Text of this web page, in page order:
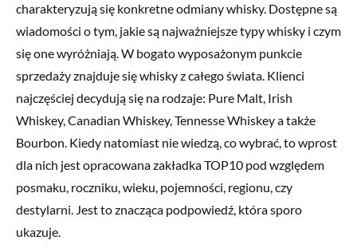
charakteryzują się konkretne odmiany whisky. Dostępne są
wiadomości o tym, jakie są najważniejsze typy whisky i czym
się one wyróżniają. W bogato wyposażonym punkcie
sprzedaży znajduje się whisky z całego świata. Klienci
najczęściej decydują się na rodzaje: Pure Malt, Irish
Whiskey, Canadian Whiskey, Tennesse Whiskey a także
Bourbon. Kiedy natomiast nie wiedzą, co wybrać, to wprost
dla nich jest opracowana zakładka TOP10 pod względem
posmaku, roczniku, wieku, pojemności, regionu, czy
destylarni. Jest to znacząca podpowiedź, która sporo
ukazuje.